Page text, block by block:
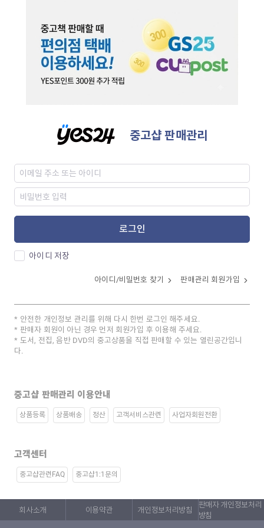
중고샵 판매관리
로그인
아이디 저장
아이디/비밀번호 찾기 판매관리 회원가입
안전한 개인정보 관리를 위해 다시 한번 로그인 해주세요.
판매자 회원이 아닌 경우 먼저 회원가입 후 이용해 주세요.
도서, 전집, 음반 DVD의 중고상품을 직접 판매할 수 있는 열린공간입니
다.
중고샵 판매관리 이용안내
상품등록 상품배송 정산 고객서비스관련 사업자회원전환
고객센터
중고샵관련FAQ 중고샵1:1문의
회사소개 이용약관 개인정보처리방침
판매자 개인정보처리
방침